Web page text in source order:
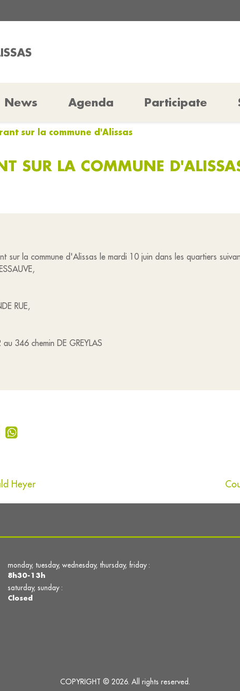
News Agenda Participate
sur la commune d'Alissas
SUR LA COMMUNE
sur la commune d'Alissas le mardi 10 juin dans les quartiers
RUE,
346 chemin DE GREYLAS
Heyer
monday, tuesday, wednesday, thursday, friday :
8h30-13h
saturday, sunday :
Closed
COPYRIGHT © 2026. All rights reserved.